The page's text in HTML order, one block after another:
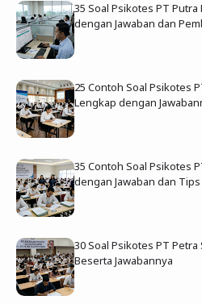
35 Soal Psikotes PT
dengan Jawaban dan
25 Contoh Soal Psikotes
Lengkap dengan
35 Contoh Soal Psikotes
dengan Jawaban dan
30 Soal Psikotes PT
Beserta Jawabannya